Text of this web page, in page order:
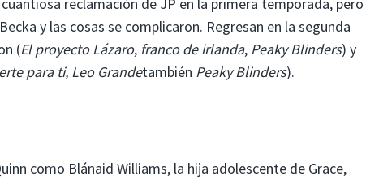
y las cosas se complicaron. Regresan en la segunda
(El proyecto Lázaro, franco de irlanda, Peaky Blinders) y
para ti, Leo Grandetambién Peaky Blinders).
como Blánaid Williams, la hija adolescente de Grace,